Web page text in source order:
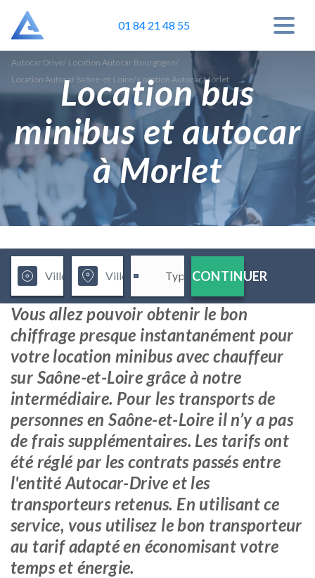
01 84 21 48 55
Autocar Drive/ Location Autocar Bourgogne/
Location Autocar Saône-et-Loire/ Location Autocar Morlet
Location bus
minibus et autocar
à Morlet
CONTINUER
Vous allez pouvoir obtenir le bon
chiffrage presque instantanément pour
votre location minibus avec chauffeur
sur Saône-et-Loire grâce à notre
intermédiaire. Pour les transports de
personnes en Saône-et-Loire il n’y a pas
de frais supplémentaires. Les tarifs ont
été réglé par les contrats passés entre
l'entité Autocar-Drive et les
transporteurs retenus. En utilisant ce
service, vous utilisez le bon transporteur
au tarif adapté en économisant votre
temps et énergie.